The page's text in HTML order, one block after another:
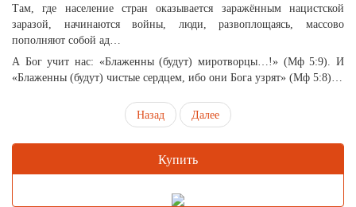
Там, где население стран оказывается заражённым нацистской
заразой, начинаются войны, люди, развоплощаясь, массово
пополняют собой ад…
А Бог учит нас: «Блаженны (будут) миротворцы…!» (Мф 5:9). И
«Блаженны (будут) чистые сердцем, ибо они Бога узрят» (Мф 5:8)…
Назад Далее
Купить